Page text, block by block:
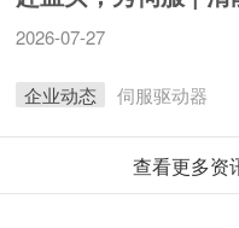
2026-07-27
企业动态 伺服驱动器
查看更多资